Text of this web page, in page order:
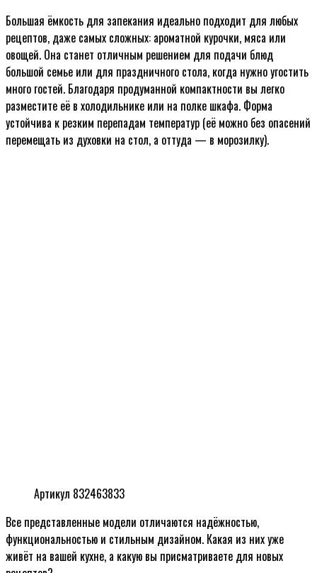
Большая ёмкость для запекания идеально подходит для любых
рецептов, даже самых сложных: ароматной курочки, мяса или
овощей. Она станет отличным решением для подачи блюд
большой семье или для праздничного стола, когда нужно угостить
много гостей. Благодаря продуманной компактности вы легко
разместите её в холодильнике или на полке шкафа. Форма
устойчива к резким перепадам температур (её можно без опасений
перемещать из духовки на стол, а оттуда — в морозилку).
Артикул 832463833
Все представленные модели отличаются надёжностью,
функциональностью и стильным дизайном. Какая из них уже
живёт на вашей кухне, а какую вы присматриваете для новых